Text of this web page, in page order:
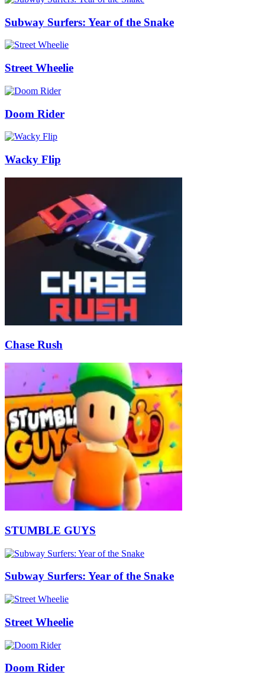
Subway Surfers: Year of the Snake
Street Wheelie
Doom Rider
Wacky Flip
Chase Rush
STUMBLE GUYS
Subway Surfers: Year of the Snake
Street Wheelie
Doom Rider